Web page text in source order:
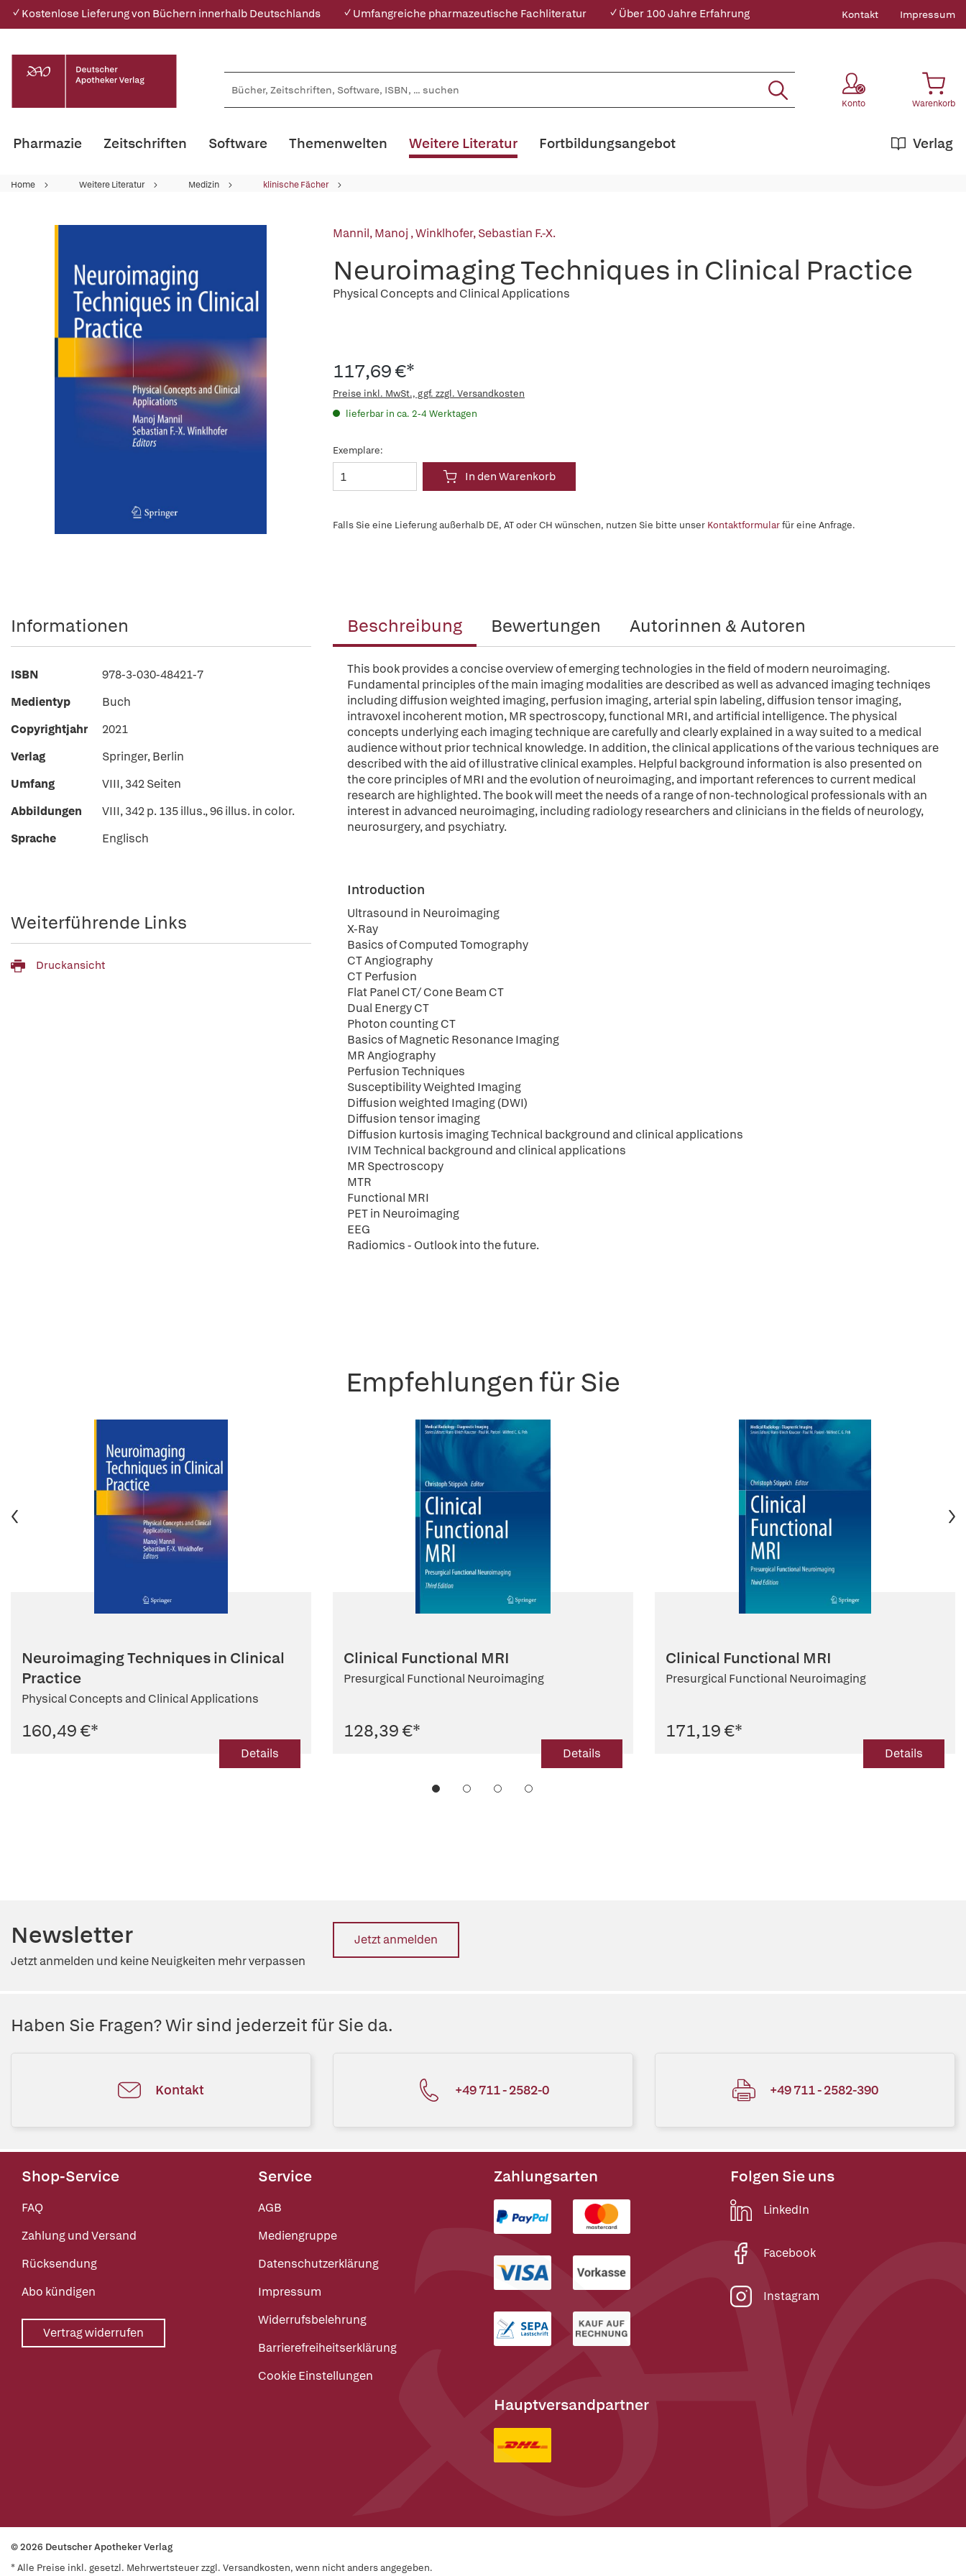
✓ Kostenlose Lieferung von Büchern innerhalb Deutschlands ✓ Umfangreiche pharmazeutische Fachliteratur ✓ Über 100 Jahre Erfahrung Kontakt Impressum
Konto Warenkorb
Pharmazie Zeitschriften Software Themenwelten Weitere Literatur Verlag
Fortbildungsangebot
Home Weitere Literatur Medizin klinische Fächer
Mannil, Manoj,Winklhofer, Sebastian F.-X.
Neuroimaging Techniques in Clinical Practice
Physical Concepts and Clinical Applications
117,69 €*
Preise inkl. MwSt., ggf. zzgl. Versandkosten
lieferbar in ca. 2-4 Werktagen
Exemplare:
In den Warenkorb
Falls Sie eine Lieferung außerhalb DE, AT oder CH wünschen, nutzen Sie bitte unser Kontaktformularfür eine Anfrage.
Beschreibung Bewertungen Autorinnen & Autoren
This book provides a concise overview of emerging technologies in the field of modern neuroimaging.
Fundamental principles of the main imaging modalities are described as well as advanced imaging techniqes
including diffusion weighted imaging, perfusion imaging, arterial spin labeling, diffusion tensor imaging,
intravoxel incoherent motion, MR spectroscopy, functional MRI, and artificial intelligence. The physical
concepts underlying each imaging technique are carefully and clearly explained in a way suited to a medical
audience without prior technical knowledge. In addition, the clinical applications of the various techniques are
described with the aid of illustrative clinical examples. Helpful background information is also presented on
the core principles of MRI and the evolution of neuroimaging, and important references to current medical
research are highlighted. The book will meet the needs of a range of non-technological professionals with an
interest in advanced neuroimaging, including radiology researchers and clinicians in the fields of neurology,
neurosurgery, and psychiatry.
Introduction
Ultrasound in Neuroimaging
X-Ray
Basics of Computed Tomography
CT Angiography
CT Perfusion
Flat Panel CT/ Cone Beam CT
Dual Energy CT
Photon counting CT
Basics of Magnetic Resonance Imaging
MR Angiography
Perfusion Techniques
Susceptibility Weighted Imaging
Diffusion weighted Imaging (DWI)
Diffusion tensor imaging
Diffusion kurtosis imaging Technical background and clinical applications
IVIM Technical background and clinical applications
MR Spectroscopy
MTR
Functional MRI
PET in Neuroimaging
EEG
Radiomics - Outlook into the future.
Informationen
ISBN
978-3-030-48421-7
Medientyp
Buch
Copyrightjahr
2021
Verlag
Springer, Berlin
Umfang
VIII, 342 Seiten
Abbildungen
VIII, 342 p. 135 illus., 96 illus. in color.
Sprache
Englisch
Weiterführende Links
Druckansicht
Empfehlungen für Sie
Neuroimaging Techniques in Clinical
Practice
Physical Concepts and Clinical Applications
160,49 €*
Details
Clinical Functional MRI
Presurgical Functional Neuroimaging
128,39 €*
Details
Clinical Functional MRI
Presurgical Functional Neuroimaging
171,19 €*
Details
Newsletter
Jetzt anmelden und keine Neuigkeiten mehr verpassen
Jetzt anmelden
Haben Sie Fragen? Wir sind jederzeit für Sie da.
Kontakt +49 711 - 2582-0 +49 711 - 2582-390
Shop-Service
FAQ
Zahlung und Versand
Rücksendung
Abo kündigen
Vertrag widerrufen
Service
AGB
Mediengruppe
Datenschutzerklärung
Impressum
Widerrufsbelehrung
Barrierefreiheitserklärung
Cookie Einstellungen
Zahlungsarten
Hauptversandpartner
Folgen Sie uns
LinkedIn
Facebook
Instagram
© 2026 Deutscher Apotheker Verlag
* Alle Preise inkl. gesetzl. Mehrwertsteuer zzgl. Versandkosten, wenn nicht anders angegeben.